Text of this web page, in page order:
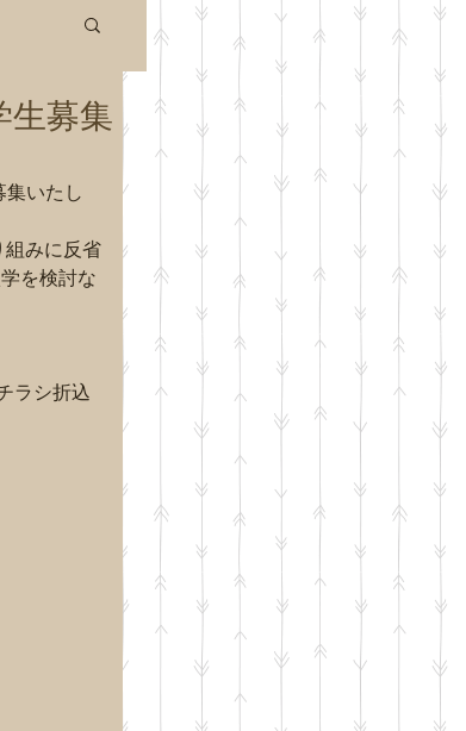
事案内】「1
中間テスト対
レーニング」
申込受付を開
生募集
集いたし
を検討な
ラシ折込